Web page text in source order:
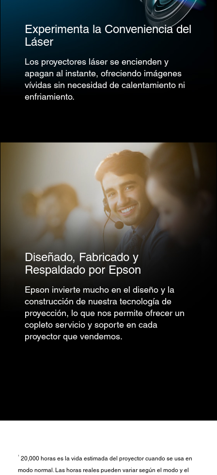
Experimenta la Conveniencia del
Láser
Los proyectores láser se encienden y
apagan al instante, ofreciendo imágenes
vívidas sin necesidad de calentamiento ni
enfriamiento.
Diseñado, Fabricado y
Respaldado por Epson
Epson invierte mucho en el diseño y la
construcción de nuestra tecnología de
proyección, lo que nos permite ofrecer un
copleto servicio y soporte en cada
proyector que vendemos.
1
20,000 horas es la vida estimada del proyector cuando se usa en
modo normal. Las horas reales pueden variar según el modo y el